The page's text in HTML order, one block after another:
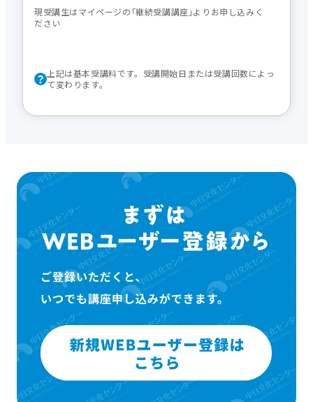
現受講生はマイページの｢継続受講講座｣よりお申し込みく
ださい
上記は基本受講料です。受講開始日または受講回数によっ
て変わります。